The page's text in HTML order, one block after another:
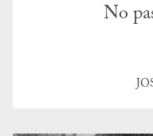
No